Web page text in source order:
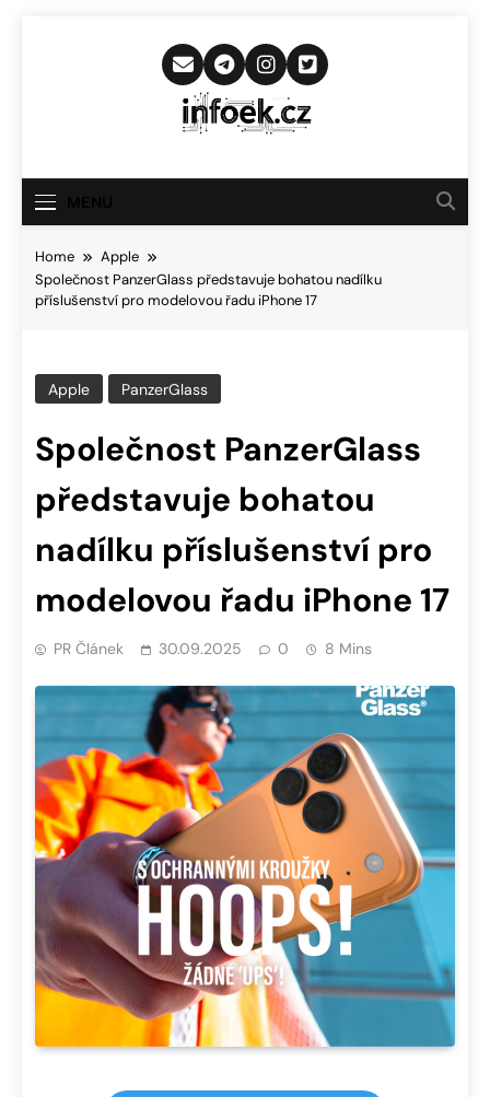
Infoek.cz
Novinkám
Home
Apple
Společnost PanzerGlass představuje bohatou nadílku
příslušenství pro modelovou řadu iPhone 17
Apple PanzerGlass
Společnost PanzerGlass
představuje bohatou
nadílku příslušenství pro
modelovou řadu iPhone 17
PR Článek 30.09.2025 0 8 Mins